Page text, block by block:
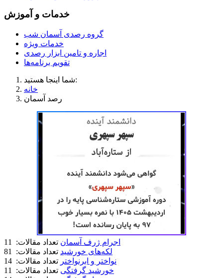
خدمات و آموزش
گروه رصدی آسمان شب
خدمات ویژه
اجاره و تامین ابزار رصدی
تقویم برنامه‌ها
شما اینجا هستید:
خانه
رصد آسمان
اجرام ژرف آسمان تعداد مقالات: 11
لکه‌های خورشید تعداد مقالات: 81
نواختر و ابرنواختر تعداد مقالات: 14
خورشید گرفتگی تعداد مقالات: 11